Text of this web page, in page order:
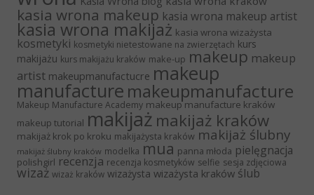
kasia wrona makeup kasia wrona makeup artist
kasia wrona makijaż kasia wrona wizażysta
kosmetyki kosmetyki nietestowane na zwierzętach kurs
makijażu kurs makijażu kraków make-up makeup makeup
artist makeupmanufactucre makeup
manufacture makeupmanufacture
Makeup Manufacture Academy makeup manufacture kraków
makeup tutorial makijaż makijaż kraków
makijaż krok po kroku makijażysta kraków makijaż ślubny
makijaż ślubny kraków modelka mua panna młoda pielęgnacja
polishgirl recenzja recenzja kosmetyków selfie sesja zdjęciowa
wizaż wizaż kraków wizażysta wizażysta kraków ślub